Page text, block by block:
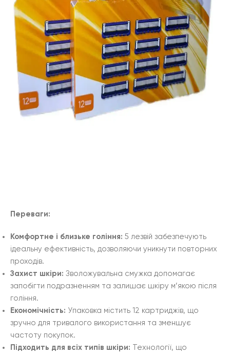
Переваги:
Комфортне і близьке гоління: 5 лезвій забезпечують
ідеальну ефективність, дозволяючи уникнути повторних
проходів.
Захист шкіри: Зволожувальна смужка допомагає
запобігти подразненням та залишає шкіру м’якою після
гоління.
Економічність: Упаковка містить 12 картриджів, що
зручно для тривалого використання та зменшує
частоту покупок.
Підходить для всіх типів шкіри: Технології, що